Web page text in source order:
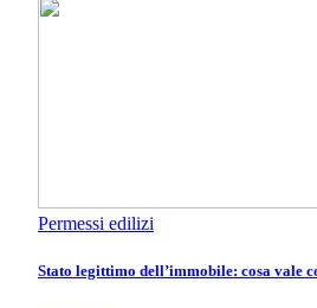
Permessi edilizi
Stato legittimo dell’immobile: cosa vale